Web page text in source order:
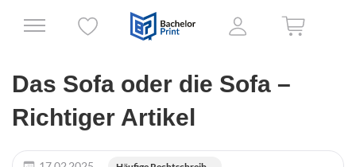
Das Sofa oder die Sofa –
Richtiger Artikel